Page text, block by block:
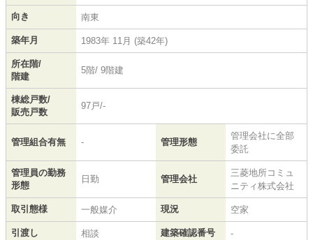
向き 南東
築年月 1983年 11月 (築42年)
所在階/
階建
5階/ 9階建
棟総戸数/
販売戸数
97戸/-
管理組合有無 - 管理形態
管理会社に全部
委託
管理員の勤務
形態
日勤 管理会社
三菱地所コミュ
ニティ株式会社
取引態様 一般媒介 現況 空家
引渡し 相談 建築確認番号 -